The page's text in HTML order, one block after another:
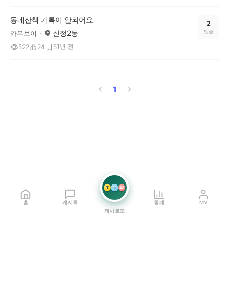
동네산책 기록이 안되어요
카우보이 신정2동
522 24 51년 전
2
댓글
1
홈 캐시톡
7 21 42
캐시로또
통계 MY